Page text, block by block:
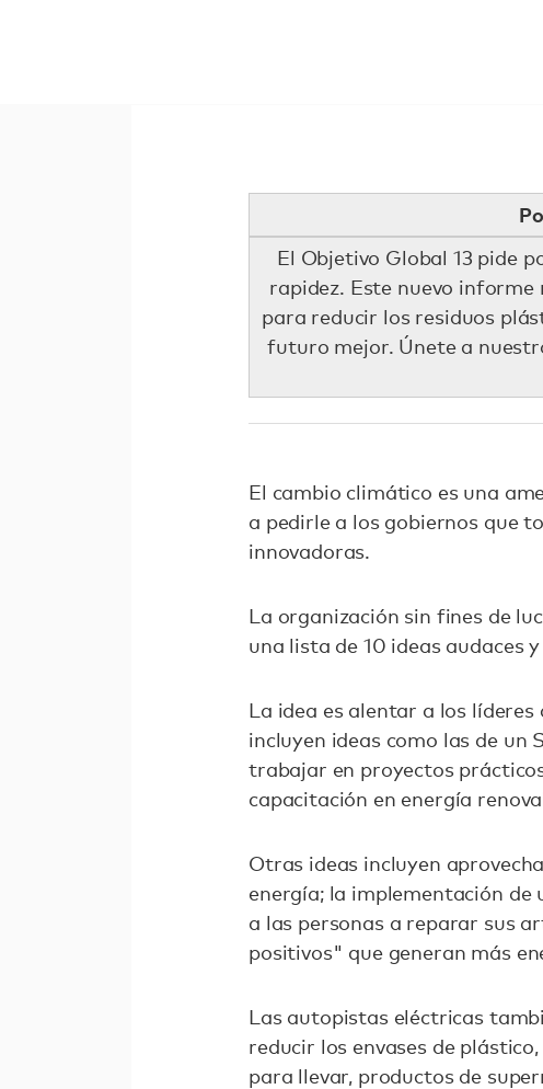
El Objetivo Global 13 pide
rapidez. Este nuevo
para reducir los residuos
futuro mejor. Únete a
El cambio climático es una
a pedirle a los gobiernos que
innovadoras.
La organización sin fines de
una lista de 10 ideas audaces
La idea es alentar a los
incluyen ideas como las de
trabajar en proyectos
capacitación en energía
Otras ideas incluyen
energía; la implementación
a las personas a reparar sus
positivos" que generan más
Las autopistas eléctricas
reducir los envases de
para llevar, productos de